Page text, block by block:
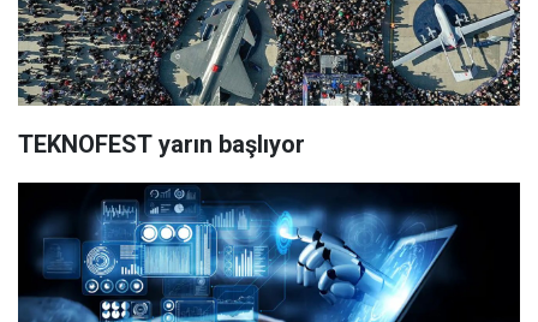
TEKNOFEST yarın başlıyor